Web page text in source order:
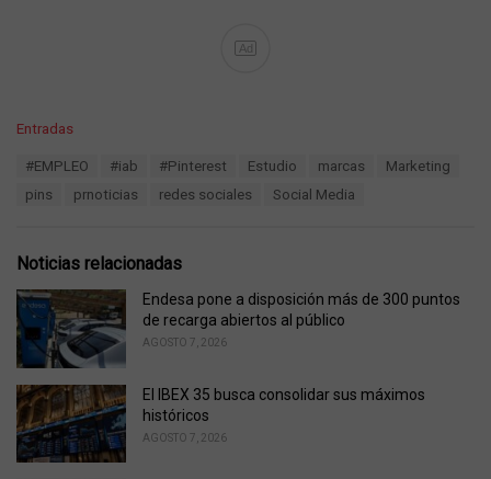
Ad
C
i
e
s
:
Entradas
#EMPLEO #iab #Pinterest Estudio marcas
Marketing
pins
prnoticias redes sociales Social Media
Noticias relacionadas
Endesa pone a disposición más de 300 puntos
de recarga abiertos al público
AGOSTO 7, 2026
El IBEX 35 busca consolidar sus máximos
históricos
AGOSTO 7, 2026